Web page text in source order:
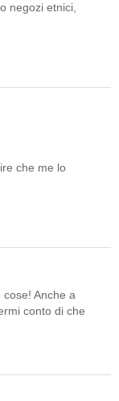
negozi etnici,
che me lo
Anche a
conto di che